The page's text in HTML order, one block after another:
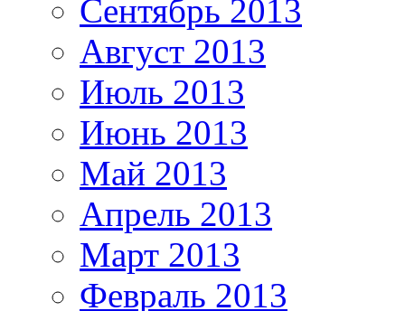
Сентябрь 2013
Август 2013
Июль 2013
Июнь 2013
Май 2013
Апрель 2013
Март 2013
Февраль 2013